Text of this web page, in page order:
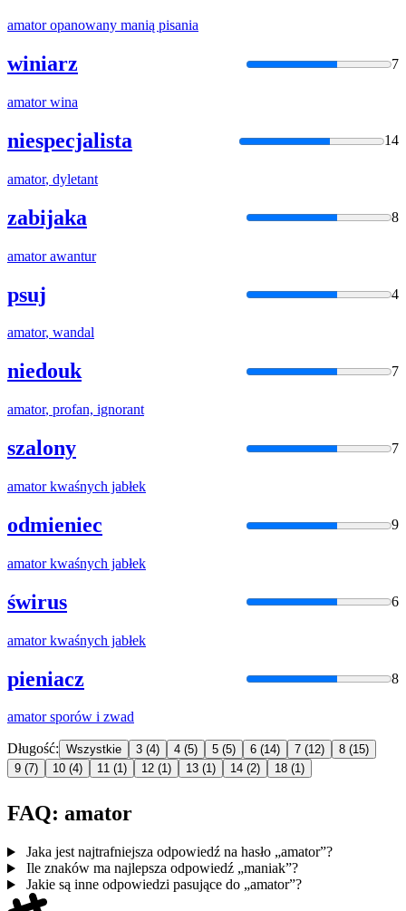
amatoropanowany manią pisania
winiarz 7
amatorwina
niespecjalista 14
amator, dyletant
zabijaka 8
amatorawantur
psuj 4
amator, wandal
niedouk 7
amator, profan, ignorant
szalony 7
amatorkwaśnych jabłek
odmieniec 9
amatorkwaśnych jabłek
świrus 6
amatorkwaśnych jabłek
pieniacz 8
amatorsporów i zwad
Długość: Wszystkie 3 (4) 4 (5) 5 (5) 6 (14) 7 (12) 8 (15)
9 (7) 10 (4) 11 (1) 12 (1) 13 (1) 14 (2) 18 (1)
FAQ: amator
Jaka jest najtrafniejsza odpowiedź na hasło „amator”?
Ile znaków ma najlepsza odpowiedź „maniak”?
Jakie są inne odpowiedzi pasujące do „amator”?